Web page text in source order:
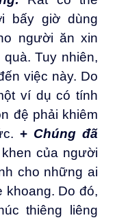
bấy giờ dùng
người ăn xin
Tuy nhiên,
việc này. Do
ví dụ có tính
đệ phải khiêm
+ Chúng đã
của người
cho những ai
khoang. Do đó,
thiêng liêng